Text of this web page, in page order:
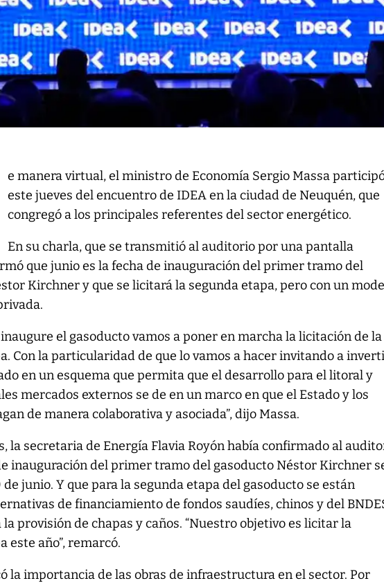
e manera virtual, el ministro de Economía Sergio Massa
este jueves del encuentro de IDEA en la ciudad de Neuquén, que
congregó a los principales referentes del sector energético.
En su charla, que se transmitió al auditorio por una pantalla
que junio es la fecha de inauguración del primer tramo del
Kirchner y que se licitará la segunda etapa, pero con un
inaugure el gasoducto vamos a poner en marcha la licitación de la
Con la particularidad de que lo vamos a hacer invitando a
en un esquema que permita que el desarrollo para el litoral y
mercados externos se de en un marco en que el Estado y los
de manera colaborativa y asociada”, dijo Massa.
la secretaria de Energía Flavia Royón había confirmado al
inauguración del primer tramo del gasoducto Néstor Kirchner
junio. Y que para la segunda etapa del gasoducto se están
de financiamiento de fondos saudíes, chinos y del
la provisión de chapas y caños. “Nuestro objetivo es licitar la
este año”, remarcó.
la importancia de las obras de infraestructura en el sector. Por